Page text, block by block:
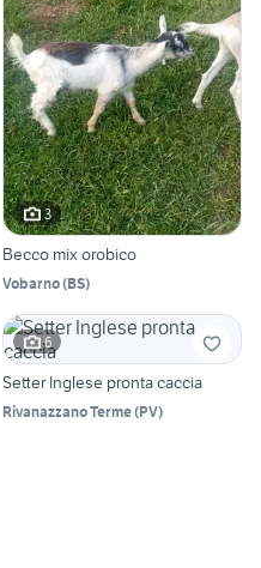
3
Becco mix orobico
Vobarno(BS)
6
Setter Inglese pronta caccia
Rivanazzano Terme(PV)